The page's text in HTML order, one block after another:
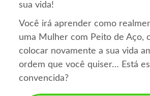
sua vida!
Você irá aprender como
uma Mulher com Peito de Aço,
colocar novamente a sua vida
ordem que você quiser… Está
convencida?